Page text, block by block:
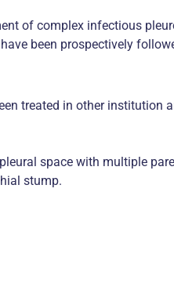
of complex infectious
been prospectively
treated in other institution
space with multiple
stump.